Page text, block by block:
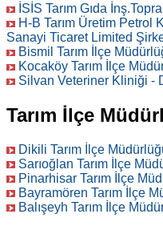
İSİS Tarım Gıda
H-B Tarım Üretim Petrol
Sanayi Ticaret Limited
Bismil Tarım İlçe
Kocaköy Tarım İlçe
Silvan Veteriner Kliniği -
Tarım İlçe
Dikili Tarım İlçe
Sarıoğlan Tarım İlçe
Pinarhisar Tarım İlçe
Bayramören Tarım İlçe
Balışeyh Tarım İlçe